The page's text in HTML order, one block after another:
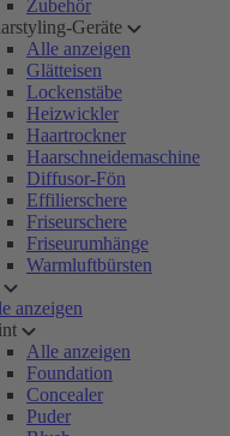
Zubehör
Geräte
Alle anzeigen
Glätteisen
Lockenstäbe
Heizwickler
Haartrockner
Haarschneidemaschine
Diffusor-Fön
Effilierschere
Friseurschere
Friseurumhänge
Warmluftbürsten
anzeigen
Alle anzeigen
Foundation
Concealer
Puder